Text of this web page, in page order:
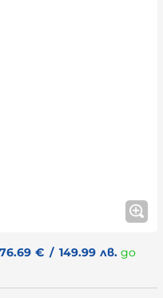
76.69 € / 149.99 лв.до